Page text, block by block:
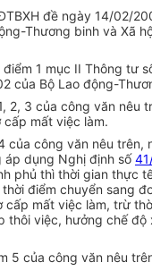
đề ngày 14/02/
Thương binh và Xã
1 mục II Thông tư
của Bộ Lao động-
2, 3 của công văn nêu
mất việc làm.
của công văn nêu trên,
dụng Nghị định số
phủ thì thời gian thực
điểm chuyển sang
mất việc làm, trừ
thôi việc, hưởng chế độ
5 của công văn nêu